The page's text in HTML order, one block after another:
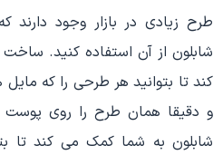
طرح زیادی در بازار وجود دارند
شابلون از آن استفاده کنید.
کند تا بتوانید هر طرحی را که
و دقیقا همان طرح را روی پوست
شابلون به شما کمک می کند تا